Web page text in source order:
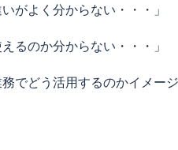
がよく分からない・・・」
るのか分からない・・・」
でどう活用するのかイメー